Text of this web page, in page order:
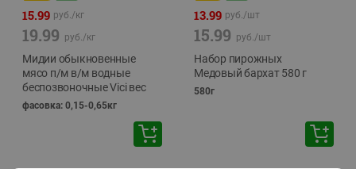
15.99 руб./кг
19.99 руб./кг
Мидии обыкновенные
мясо п/м в/м водные
беспозвоночные Vici вес
фасовка: 0,15-0,65кг
13.99 руб./шт
15.99 руб./шт
Набор пирожных
Медовый бархат 580 г
580г